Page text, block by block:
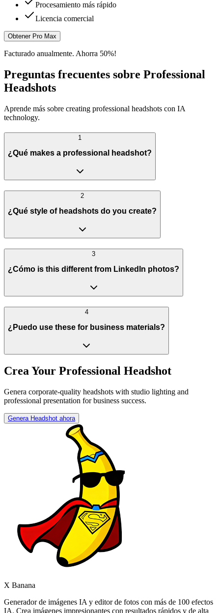
Procesamiento más rápido
Licencia comercial
Obtener Pro Max
Facturado anualmente. Ahorra 50%!
Preguntas frecuentes sobre Professional
Headshots
Aprende más sobre creating professional headshots con IA
technology.
1
¿Qué makes a professional headshot?
2
¿Qué style of headshots do you create?
3
¿Cómo is this different from LinkedIn photos?
4
¿Puedo use these for business materials?
Crea Your Professional Headshot
Genera corporate-quality headshots with studio lighting and
professional presentation for business success.
Genera Headshot ahora
X Banana
Generador de imágenes IA y editor de fotos con más de 100 efectos
IA. Crea imágenes impresionantes con resultados rápidos y de alta